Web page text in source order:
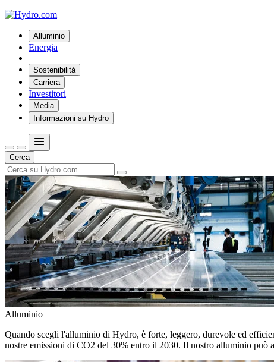
Alluminio
Energia
Sostenibilità
Carriera
Investitori
Media
Informazioni su Hydro
Cerca
Alluminio
Quando scegli l'alluminio di Hydro, è forte, leggero, durevole ed
nostre emissioni di CO2 del 30% entro il 2030. Il nostro alluminio può